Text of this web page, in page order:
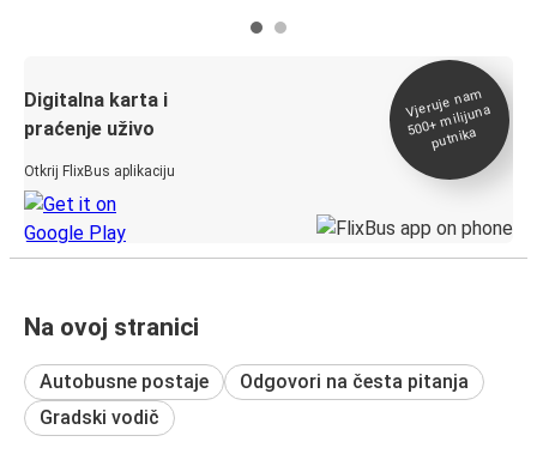
Digitalna karta i
praćenje uživo
Otkrij FlixBus aplikaciju
Vjeruje na
m
500+
milijuna
putnika
Na ovoj stranici
Autobusne postaje
Odgovori na česta pitanja
Gradski vodič